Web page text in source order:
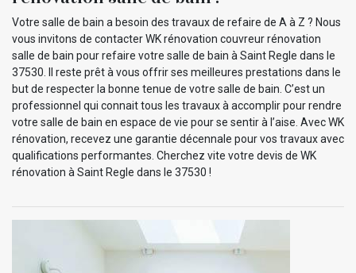
Votre salle de bain a besoin des travaux de refaire de A à Z ? Nous
vous invitons de contacter WK rénovation couvreur rénovation
salle de bain pour refaire votre salle de bain à Saint Regle dans le
37530. Il reste prêt à vous offrir ses meilleures prestations dans le
but de respecter la bonne tenue de votre salle de bain. C’est un
professionnel qui connait tous les travaux à accomplir pour rendre
votre salle de bain en espace de vie pour se sentir à l’aise. Avec WK
rénovation, recevez une garantie décennale pour vos travaux avec
qualifications performantes. Cherchez vite votre devis de WK
rénovation à Saint Regle dans le 37530 !